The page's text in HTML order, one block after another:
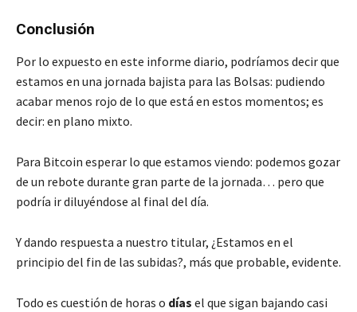
Conclusión
Por lo expuesto en este informe diario, podríamos decir que
estamos en una jornada bajista para las Bolsas: pudiendo
acabar menos rojo de lo que está en estos momentos; es
decir: en plano mixto.
Para Bitcoin esperar lo que estamos viendo: podemos gozar
de un rebote durante gran parte de la jornada… pero que
podría ir diluyéndose al final del día.
Y dando respuesta a nuestro titular, ¿Estamos en el
principio del fin de las subidas?, más que probable, evidente.
Todo es cuestión de horas o días el que sigan bajando casi